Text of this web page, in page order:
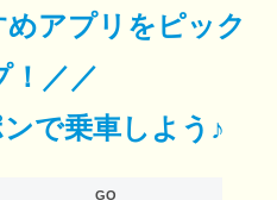
アプリをピック
！／／
で乗車しよう♪
GO